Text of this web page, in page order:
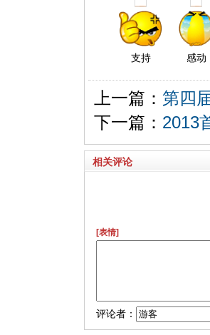
支持 感动
上一篇： 第四
下一篇： 2013
相关评论
[表情]
评论者：